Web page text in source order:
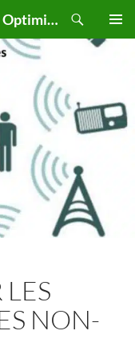
Chimie Naturelle : Comprendre et Optimiser le Corps Humain Naturellement
MENU
NON-